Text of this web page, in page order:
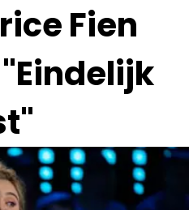
Fien